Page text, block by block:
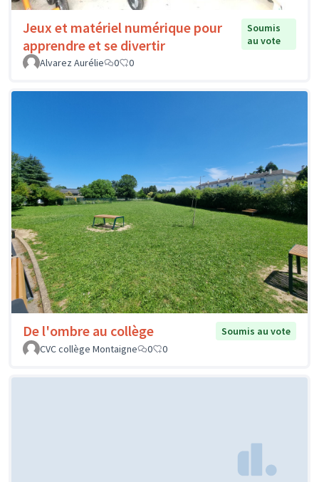
Jeux et matériel numérique pour
apprendre et se divertir
Soumis
au vote
Alvarez Aurélie
0 0
De l'ombre au collège
Soumis au vote
CVC collège Montaigne
0 0